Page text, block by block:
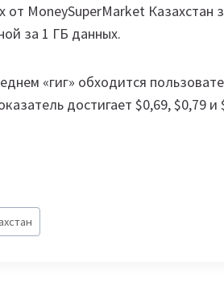
MoneySuperMarket Казахстан
за 1 ГБ данных.
«гиг» обходится
достигает $0,69, $0,79 и